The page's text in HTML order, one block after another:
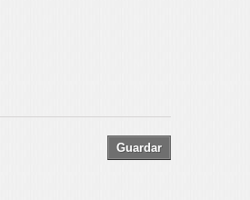
Guardar